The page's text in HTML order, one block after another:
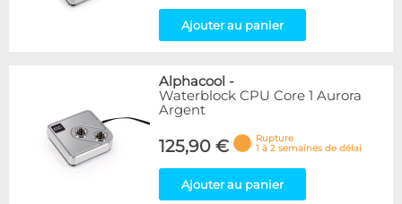
Ajouter au panier
Alphacool -
Waterblock CPU Core 1 Aurora
Argent
125,90 €
Rupture
1 à 2 semaines de délai
Ajouter au panier